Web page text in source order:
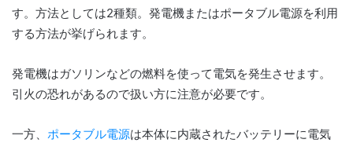
す。方法としては2種類。発電機またはポータブル電源を利用
する方法が挙げられます。
発電機はガソリンなどの燃料を使って電気を発生させます。
引火の恐れがあるので扱い方に注意が必要です。
一方、 ポータブル電源は本体に内蔵されたバッテリーに電気